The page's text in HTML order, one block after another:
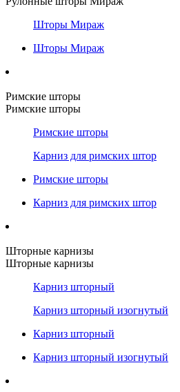
Шторы Мираж
Шторы Мираж
Римские шторы
Римские шторы
Римские шторы
Карниз для римских штор
Римские шторы
Карниз для римских штор
Шторные карнизы
Шторные карнизы
Карниз шторный
Карниз шторный изогнутый
Карниз шторный
Карниз шторный изогнутый